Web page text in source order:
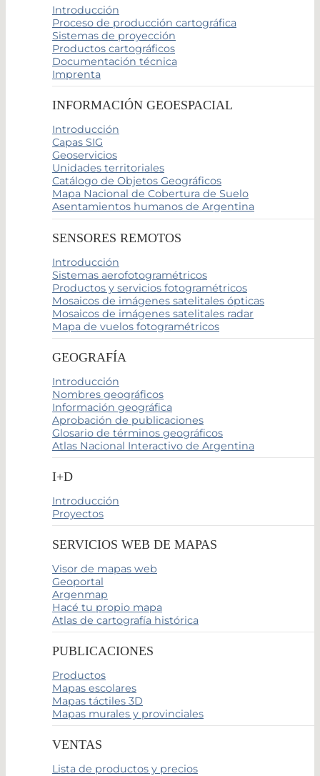
Introducción
Proceso de producción cartográfica
Sistemas de proyección
Productos cartográficos
Documentación técnica
Imprenta
INFORMACIÓN GEOESPACIAL
Introducción
Capas SIG
Geoservicios
Unidades territoriales
Catálogo de Objetos Geográficos
Mapa Nacional de Cobertura de Suelo
Asentamientos humanos de Argentina
SENSORES REMOTOS
Introducción
Sistemas aerofotogramétricos
Productos y servicios fotogramétricos
Mosaicos de imágenes satelitales ópticas
Mosaicos de imágenes satelitales radar
Mapa de vuelos fotogramétricos
GEOGRAFÍA
Introducción
Nombres geográficos
Información geográfica
Aprobación de publicaciones
Glosario de términos geográficos
Atlas Nacional Interactivo de Argentina
I+D
Introducción
Proyectos
SERVICIOS WEB DE MAPAS
Visor de mapas web
Geoportal
Argenmap
Hacé tu propio mapa
Atlas de cartografía histórica
PUBLICACIONES
Productos
Mapas escolares
Mapas táctiles 3D
Mapas murales y provinciales
VENTAS
Lista de productos y precios